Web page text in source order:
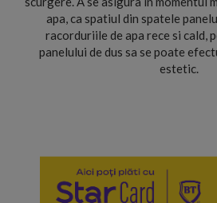
apa, ca spatiul din spatele
racorduriile de apa rece si cald,
panelului de dus sa se poate
estetic.